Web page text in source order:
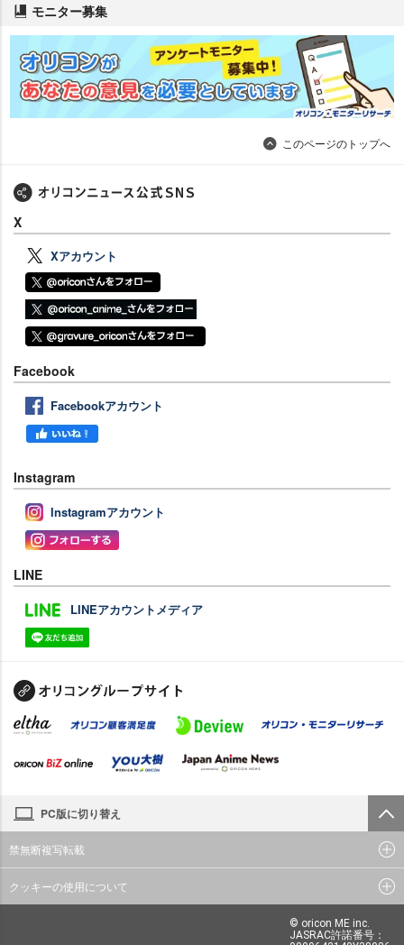
モニター募集
このページのトップへ
X
Xアカウント
Facebook
Facebookアカウント
Instagram
Instagramアカウント
LINE
LINEアカウントメディア
PC版に切り替え
禁無断複写転載
クッキーの使用について
© oricon ME inc.
JASRAC許諾番号：